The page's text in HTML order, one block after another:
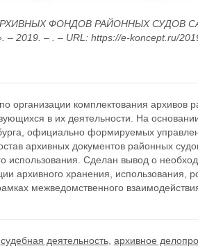
ФОНДОВ РАЙОННЫХ СУДОВ
2019. – . – URL: https://e-koncept.ru/
организации комплектования архивов
в их деятельности. На
официально формируемых
архивных документов районных
использования. Сделан вывод о
архивного хранения, использования,
межведомственного
судебная деятельность, архивное